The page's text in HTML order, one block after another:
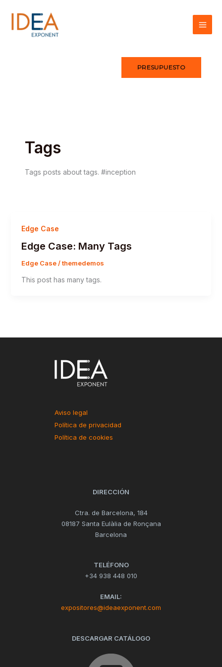
contenido
PRESUPUESTO
Tags
Tags posts about tags. #inception
Edge Case
Edge Case: Many Tags
Edge Case/themedemos
This post has many tags.
Aviso legal
Política de privacidad
Política de cookies
DIRECCIÓN
Ctra. de Barcelona, 184
08187 Santa Eulàlia de Ronçana
Barcelona
TELÉFONO
+34 938 448 010
EMAIL:
expositores@ideaexponent.com
DESCARGAR CATÁLOGO